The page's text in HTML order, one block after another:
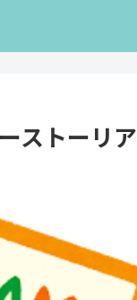
ストーリア